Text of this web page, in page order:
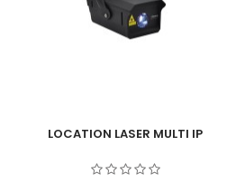
LOCATION LASER MULTI IP